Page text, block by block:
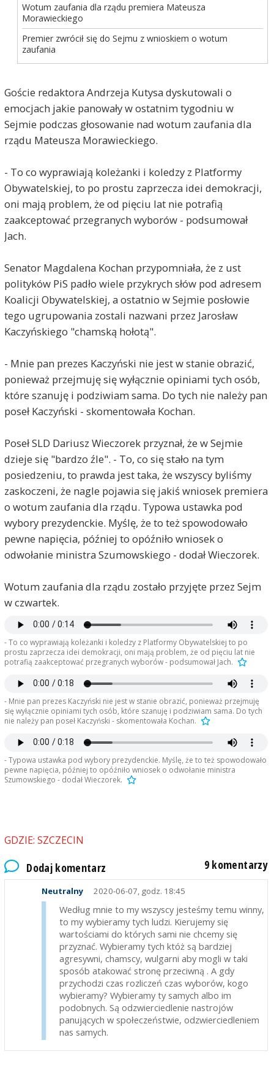
Wotum zaufania dla rządu premiera Mateusza
Morawieckiego
Premier zwrócił się do Sejmu z wnioskiem o wotum
zaufania
Goście redaktora Andrzeja Kutysa dyskutowali o
emocjach jakie panowały w ostatnim tygodniu w
Sejmie podczas głosowanie nad wotum zaufania dla
rządu Mateusza Morawieckiego.
- To co wyprawiają koleżanki i koledzy z Platformy
Obywatelskiej, to po prostu zaprzecza idei demokracji,
oni mają problem, że od pięciu lat nie potrafią
zaakceptować przegranych wyborów - podsumował
Jach.
Senator Magdalena Kochan przypomniała, że z ust
polityków PiS padło wiele przykrych słów pod adresem
Koalicji Obywatelskiej, a ostatnio w Sejmie posłowie
tego ugrupowania zostali nazwani przez Jarosław
Kaczyńskiego "chamską hołotą".
- Mnie pan prezes Kaczyński nie jest w stanie obrazić,
ponieważ przejmuję się wyłącznie opiniami tych osób,
które szanuję i podziwiam sama. Do tych nie należy pan
poseł Kaczyński - skomentowała Kochan.
Poseł SLD Dariusz Wieczorek przyznał, że w Sejmie
dzieje się "bardzo źle". - To, co się stało na tym
posiedzeniu, to prawda jest taka, że wszyscy byliśmy
zaskoczeni, że nagle pojawia się jakiś wniosek premiera
o wotum zaufania dla rządu. Typowa ustawka pod
wybory prezydenckie. Myślę, że to też spowodowało
pewne napięcia, później to opóźniło wniosek o
odwołanie ministra Szumowskiego - dodał Wieczorek.
Wotum zaufania dla rządu zostało przyjęte przez Sejm
w czwartek.
- To co wyprawiają koleżanki i koledzy z Platformy Obywatelskiej to po
prostu zaprzecza idei demokracji, oni mają problem, że od pięciu lat nie
potrafią zaakceptować przegranych wyborów - podsumował Jach.
- Mnie pan prezes Kaczyński nie jest w stanie obrazić, ponieważ przejmuję
się wyłącznie opiniami tych osób, które szanuję i podziwiam sama. Do tych
nie należy pan poseł Kaczyński - skomentowała Kochan.
- Typowa ustawka pod wybory prezydenckie. Myślę, że to też spowodowało
pewne napięcia, później to opóźniło wniosek o odwołanie ministra
Szumowskiego - dodał Wieczorek.
GDZIE: SZCZECIN
Dodaj komentarz 9 komentarzy
Nikt inny 2020-06-07, godz. 11:50
jakie to działania KO to ta "histeria i tworzenie
chaosu"?
Maciej 2020-06-07, godz. 12:33
niepokojące. Wystarczy spojżeć ostatnie
publikacje, w którym żadnym z nich Radio nie stara
się podsumować choć by przez chwile kadencji
Prezedenra. Po za kawiarenką to obecność
opozycji jest znikoma....
swoje prawdziwe oblicze.
Czopkujący mu wazeliniarze jednak tłumaczą, że
ponoć go poniosło...
Jak gość, który nie potrafi zapanować nad sobą
może aspirować do panowania nad krajem i to za
pośrednictwem popychadła???
Zdzislaw123 2020-06-07, godz. 13:51
Na chamstwo trzeba reagować !
Jan Kowalski 2020-06-07, godz. 14:33
w sejmie jeszcze nie było !
haha
Jan Nowak 2020-06-07, godz. 14:56
tow. Jach zapewne potwierdzi, że za jego czasów
członkowie rządzącej Partii nawet na poziomie
zakładowych POP nie prezentowali publicznie
takiego chamstwa.
A tym bardziej sekretarze Komitetu Centralnego.
I to jest kolejny ich "sukces"
ugrupowania politycznego to oznaką tchórzostwa.
Strachu przed wzięciem odpowiedzialność za
zachowania bo strona przeciwna tak się
zachowuje, alb używa takiego
języka to czysta hypokryzja, parta na braku
racjonalnego podejścia to problemu, wzmocniona
poglądów . Jest to bardzo widoczne w
komentarzach pod artykułami
Stetinensis 2020-06-07, godz. 18:18
typowo polskie. Poza tym, można mieć zaniki
szybko to weryfikuje...
Neutralny 2020-06-07, godz. 18:45
Według mnie to my wszyscy jesteśmy temu winny,
to my wybieramy tych ludzi. Kierujemy się
wartościami do których sami nie chcemy się
przyznać. Wybieramy tych któż są bardziej
agresywni, chamscy, wulgarni aby mogli w taki
sposób atakować stronę przeciwną . A gdy
przychodzi czas rozliczeń czas wyborów, kogo
wybieramy? Wybieramy ty samych albo im
podobnych. Są odzwierciedlenie nastrojów
panujących w społeczeństwie, odzwierciedleniem
nas samych.